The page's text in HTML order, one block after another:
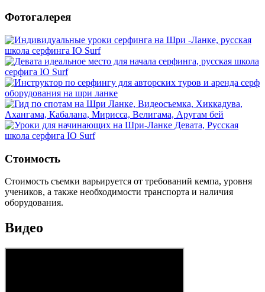
Фотогалерея
Стоимость
Стоимость съемки варьируется от требований кемпа, уровня
учеников, а также необходимости транспорта и наличия
оборудования.
Видео